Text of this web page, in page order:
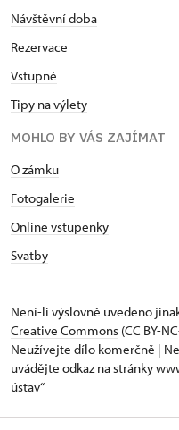
Návštěvní doba
Rezervace
Vstupné
Tipy na výlety
MOHLO BY VÁS ZAJÍMAT
O zámku
Fotogalerie
Online vstupenky
Svatby
Není-li výslovně uvedeno
Creative Commons (CC BY-
Neužívejte dílo komerčně |
uvádějte odkaz na stránky
ústav“